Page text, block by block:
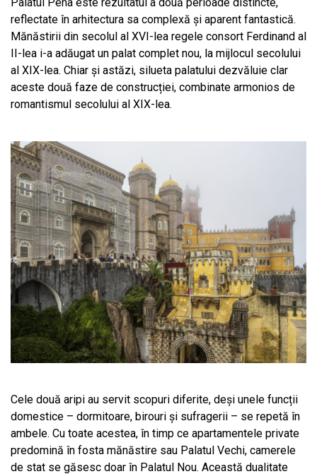
reflectate în arhitectura sa complexă și aparent fantastică.
Mănăstirii din secolul al XVI-lea regele consort Ferdinand al
II-lea i-a adăugat un palat complet nou, la mijlocul secolului
al XIX-lea. Chiar și astăzi, silueta palatului dezvăluie clar
aceste două faze de construcției, combinate armonios de
romantismul secolului al XIX-lea.
Cele două aripi au servit scopuri diferite, deși unele funcții
domestice – dormitoare, birouri și sufragerii – se repetă în
ambele. Cu toate acestea, în timp ce apartamentele private
predomină în fosta mănăstire sau Palatul Vechi, camerele
de stat se găsesc doar în Palatul Nou. Această dualitate